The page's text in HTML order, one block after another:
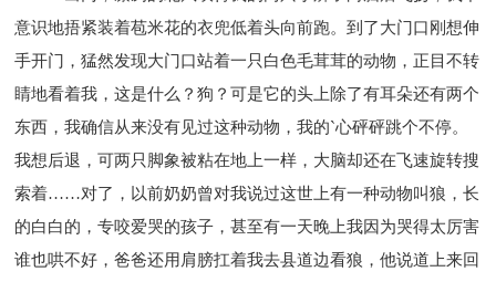
意识地捂紧装着苞米花的衣兜低着头向前跑。到了大门口刚想伸
手开门，猛然发现大门口站着一只白色毛茸茸的动物，正目不转
睛地看着我，这是什么？狗？可是它的头上除了有耳朵还有两个
东西，我确信从来没有见过这种动物，我的`心砰砰跳个不停。
我想后退，可两只脚象被粘在地上一样，大脑却还在飞速旋转搜
索着……对了，以前奶奶曾对我说过这世上有一种动物叫狼，长
的白白的，专咬爱哭的孩子，甚至有一天晚上我因为哭得太厉害
谁也哄不好，爸爸还用肩膀扛着我去县道边看狼，他说道上来回